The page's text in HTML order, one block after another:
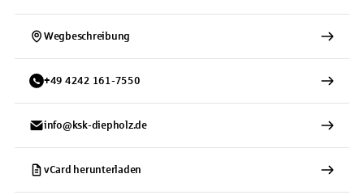
Wegbeschreibung
+49 4242 161-7550
info@ksk-diepholz.de
vCard herunterladen